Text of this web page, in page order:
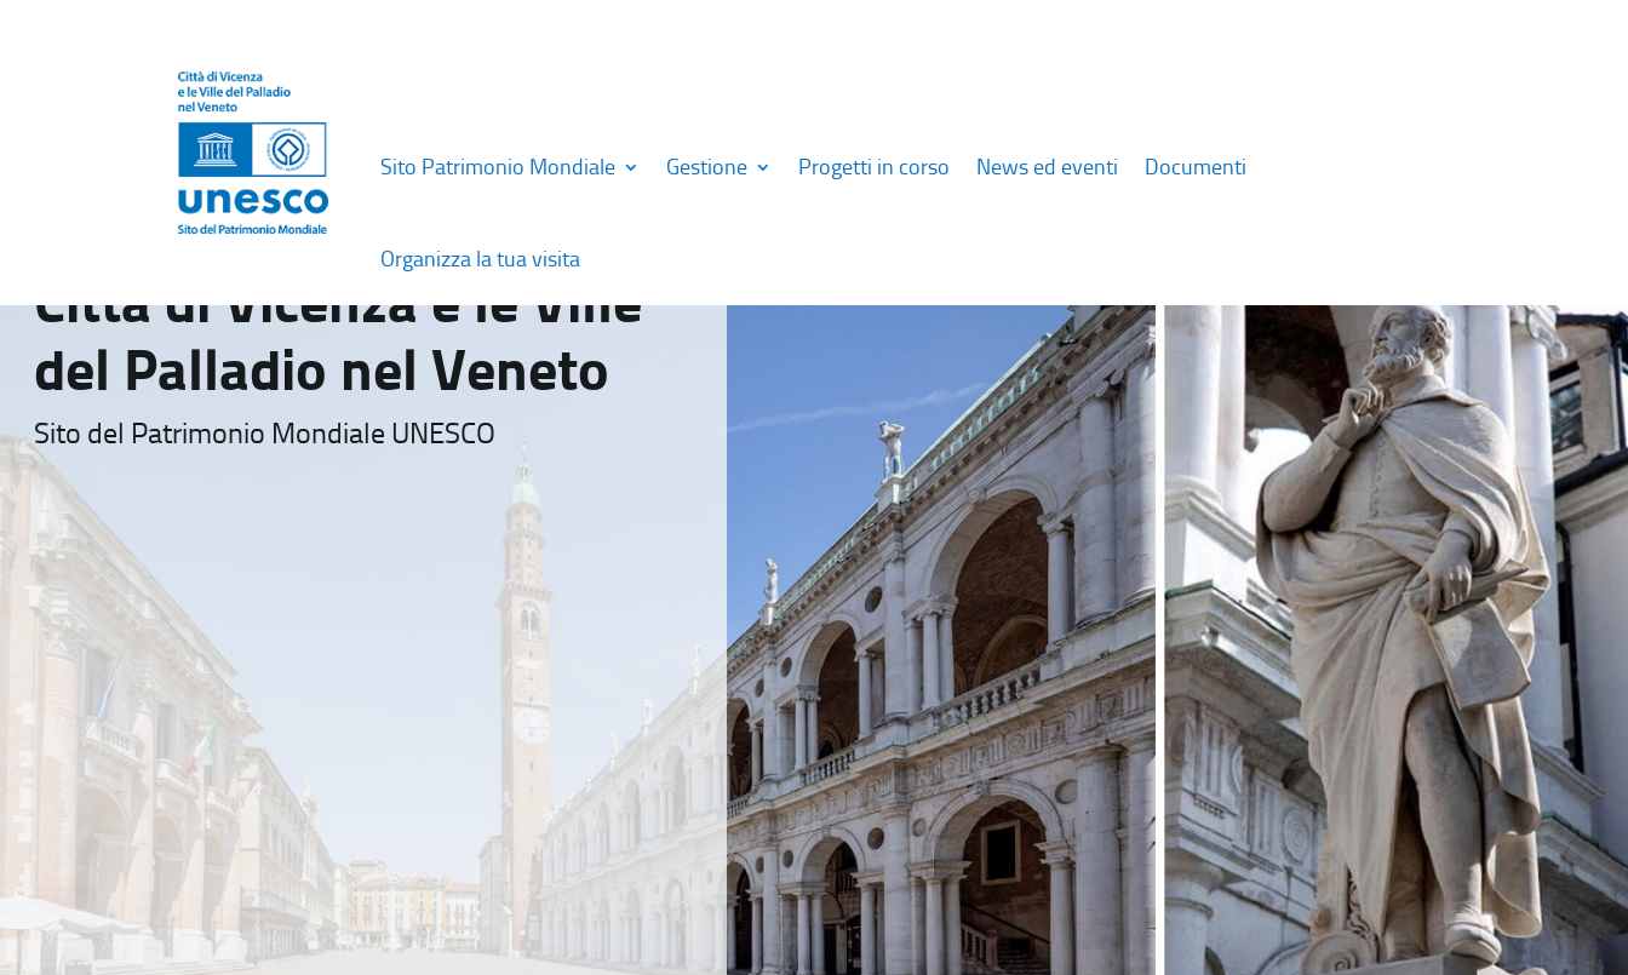
Sito Patrimonio Mondiale Gestione Progetti in corso News ed eventi Documenti
Organizza la tua visita
Città di Vicenza e le Ville
del Palladio nel Veneto
Sito del Patrimonio Mondiale UNESCO